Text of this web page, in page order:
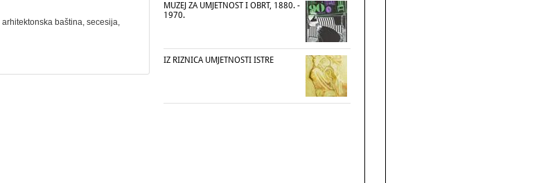
,arhitektonska baština ,secesija
MUZEJ ZA UMJETNOST I OBRT, 1880. -
1970.
IZ RIZNICA UMJETNOSTI ISTRE